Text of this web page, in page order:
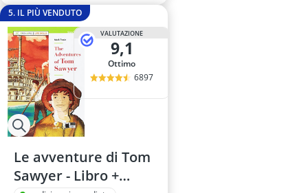
5. IL PIÙ VENDUTO
VALUTAZIONE
9,1
Ottimo
6897
Le avventure di Tom
Sawyer - Libro +